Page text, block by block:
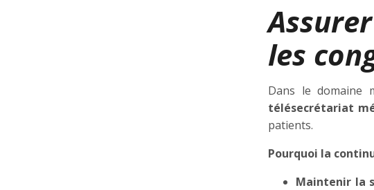
les
Dans le domaine
télésecrétariat
patients.
Pourquoi la
Maintenir la